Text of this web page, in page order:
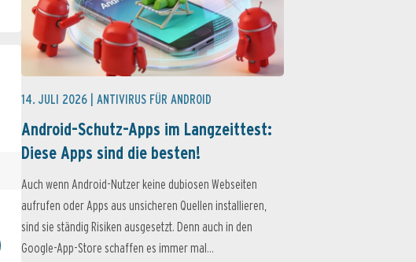
14. JULI 2026 | ANTIVIRUS FÜR ANDROID
Android-Schutz-Apps im Langzeittest:
Diese Apps sind die besten!
Auch wenn Android-Nutzer keine dubiosen Webseiten
aufrufen oder Apps aus unsicheren Quellen installieren,
sind sie ständig Risiken ausgesetzt. Denn auch in den
Google-App-Store schaffen es immer mal...